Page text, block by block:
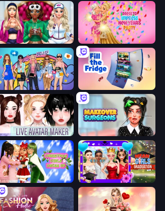
BFFs Luxury Loungewear Dress To Impress: New Year's Party
Fill The Fridge
Live Avatar Maker: Girls Makeover Surgeons
Christmas Girls Dress Up Mean Girls Graduation Day